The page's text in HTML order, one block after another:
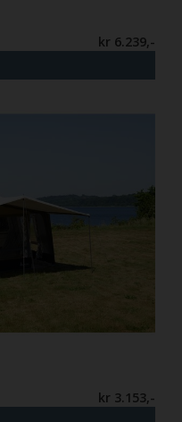
kr 6.239,-
kr 3.153,-